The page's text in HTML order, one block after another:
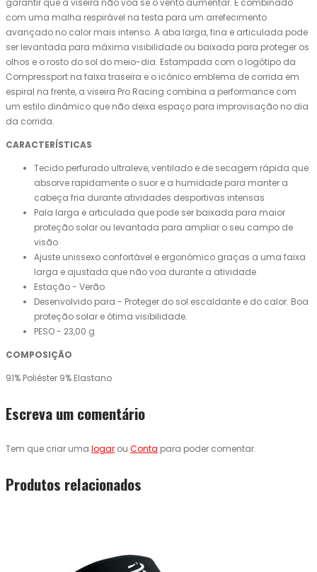
garantir que a viseira não voa se o vento aumentar. É combinado
com uma malha respirável na testa para um arrefecimento
avançado no calor mais intenso. A aba larga, fina e articulada pode
ser levantada para máxima visibilidade ou baixada para proteger os
olhos e o rosto do sol do meio-dia. Estampada com o logótipo da
Compressport na faixa traseira e o icónico emblema de corrida em
espiral na frente, a viseira Pro Racing combina a performance com
um estilo dinâmico que não deixa espaço para improvisação no dia
da corrida.
CARACTERÍSTICAS
Tecido perfurado ultraleve, ventilado e de secagem rápida que
absorve rapidamente o suor e a humidade para manter a
cabeça fria durante atividades desportivas intensas
Pala larga e articulada que pode ser baixada para maior
proteção solar ou levantada para ampliar o seu campo de
visão
Ajuste unissexo confortável e ergonómico graças a uma faixa
larga e ajustada que não voa durante a atividade
Estação - Verão
Desenvolvido para - Proteger do sol escaldante e do calor. Boa
proteção solar e ótima visibilidade.
PESO - 23,00 g
COMPOSIÇÃO
91% Poliéster 9% Elastano
Escreva um comentário
Tem que criar uma logar ou Conta para poder comentar.
Produtos relacionados